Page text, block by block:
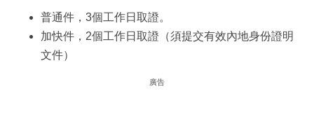
普通件，3個工作日取證。
加快件，2個工作日取證（須提交有效內地身份證明
文件）
廣告